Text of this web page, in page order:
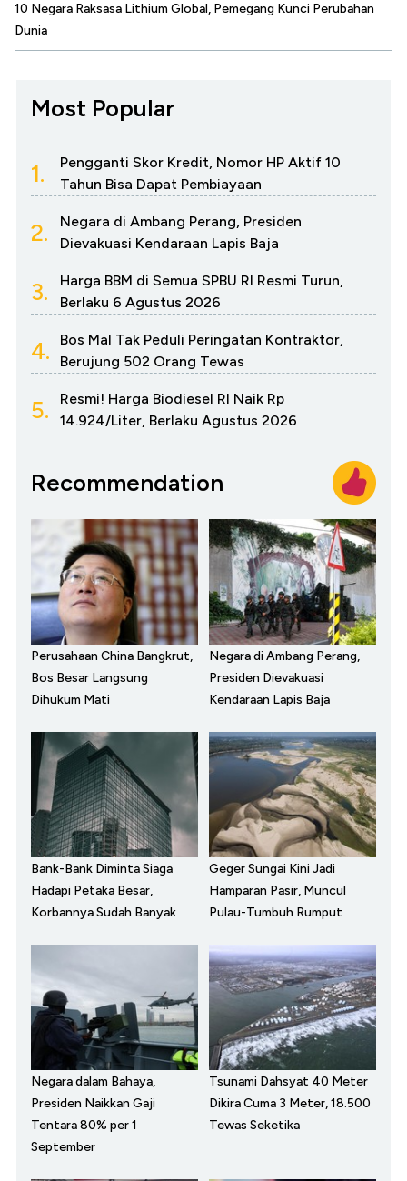
10 Negara Raksasa Lithium Global, Pemegang Kunci Perubahan
Dunia
Most Popular
1.
Pengganti Skor Kredit, Nomor HP Aktif 10
Tahun Bisa Dapat Pembiayaan
2.
Negara di Ambang Perang, Presiden
Dievakuasi Kendaraan Lapis Baja
3.
Harga BBM di Semua SPBU RI Resmi Turun,
Berlaku 6 Agustus 2026
4.
Bos Mal Tak Peduli Peringatan Kontraktor,
Berujung 502 Orang Tewas
5.
Resmi! Harga Biodiesel RI Naik Rp
14.924/Liter, Berlaku Agustus 2026
Recommendation
Perusahaan China Bangkrut,
Bos Besar Langsung
Dihukum Mati
Negara di Ambang Perang,
Presiden Dievakuasi
Kendaraan Lapis Baja
Bank-Bank Diminta Siaga
Hadapi Petaka Besar,
Korbannya Sudah Banyak
Geger Sungai Kini Jadi
Hamparan Pasir, Muncul
Pulau-Tumbuh Rumput
Negara dalam Bahaya,
Presiden Naikkan Gaji
Tentara 80% per 1
September
Tsunami Dahsyat 40 Meter
Dikira Cuma 3 Meter, 18.500
Tewas Seketika